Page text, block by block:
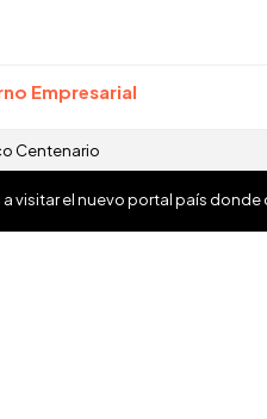
Empresarial
Centenario
a visitar el nuevo portal país